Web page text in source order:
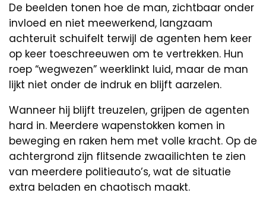
De beelden tonen hoe de man, zichtbaar onder
invloed en niet meewerkend, langzaam
achteruit schuifelt terwijl de agenten hem keer
op keer toeschreeuwen om te vertrekken. Hun
roep “wegwezen” weerklinkt luid, maar de man
lijkt niet onder de indruk en blijft aarzelen.
Wanneer hij blijft treuzelen, grijpen de agenten
hard in. Meerdere wapenstokken komen in
beweging en raken hem met volle kracht. Op de
achtergrond zijn flitsende zwaailichten te zien
van meerdere politieauto’s, wat de situatie
extra beladen en chaotisch maakt.